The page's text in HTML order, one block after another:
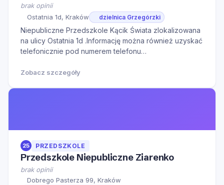
brak opinii
Ostatnia 1d, Kraków
dzielnica Grzegórzki
Niepubliczne Przedszkole Kącik Świata zlokalizowana
na ulicy Ostatnia 1d .Informację można również uzyskać
telefonicznie pod numerem telefonu
godzinach otwarcia oraz na Naszą stronę internetową
Zobacz szczegóły
25 PRZEDSZKOLE
Przedszkole Niepubliczne Ziarenko
brak opinii
Dobrego Pasterza 99, Kraków